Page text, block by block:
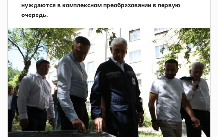
нуждаются в комплексном преобразовании в первую
очередь.